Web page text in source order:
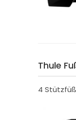
Thule
4